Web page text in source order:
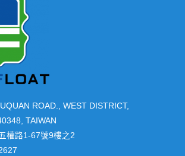
ROAD., WEST DISTRICT,
TAIWAN
權路1-67號9樓之2